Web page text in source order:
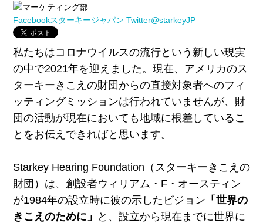
Facebookスターキージャパン Twitter@starkeyJP
私たちはコロナウイルスの流行という新しい現実
の中で2021年を迎えました。現在、アメリカのス
ターキーきこえの財団からの直接対象者へのフィ
ッティングミッションは行われていませんが、財
団の活動が現在においても地域に根差しているこ
とをお伝えできればと思います。
Starkey Hearing Foundation（スターキーきこえの
財団）は、 創設者ウィリアム・F・オースティン
が1984年の設立時に彼の示したビジョン 「世界の
きこえのために」
と、設立から現在までに世界に